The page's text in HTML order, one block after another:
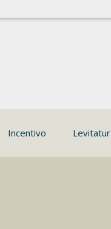
Incentivo Levitatur